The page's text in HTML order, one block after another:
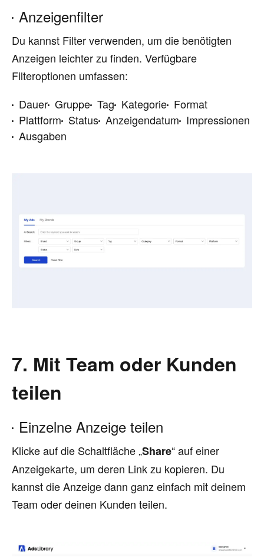
Anzeigenfilter
Du kannst Filter verwenden, um die benötigten
Anzeigen leichter zu finden. Verfügbare
Filteroptionen umfassen:
Dauer Gruppe Tag Kategorie Format
Plattform Status Anzeigendatum Impressionen
Ausgaben
7. Mit Team oder Kunden
teilen
Einzelne Anzeige teilen
Klicke auf die Schaltfläche „Share“ auf einer
Anzeigekarte, um deren Link zu kopieren. Du
kannst die Anzeige dann ganz einfach mit deinem
Team oder deinen Kunden teilen.